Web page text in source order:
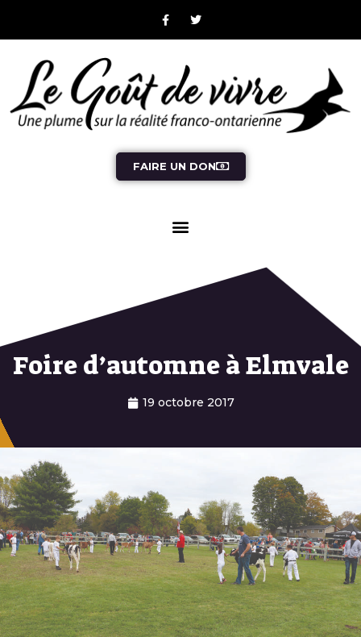
FAIRE UN DON
Foire d’automne à Elmvale
19 octobre 2017